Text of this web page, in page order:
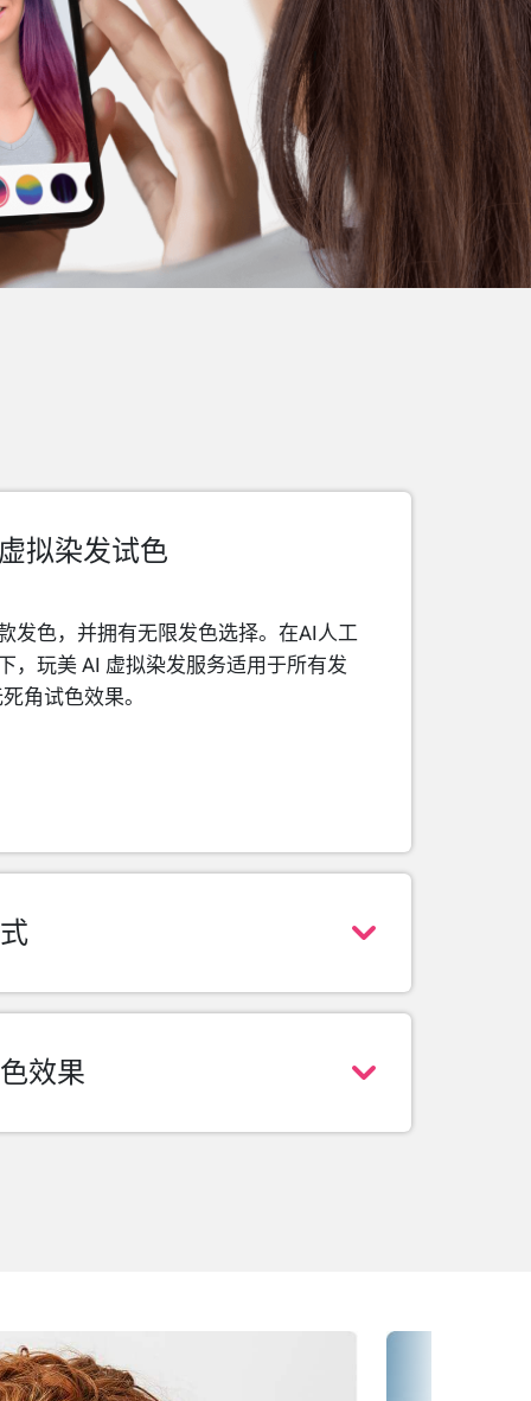
拟染发试色
发色，并拥有无限发色选择。在AI人工
，玩美 AI 虚拟染发服务适用于所有发
角试色效果。
效果